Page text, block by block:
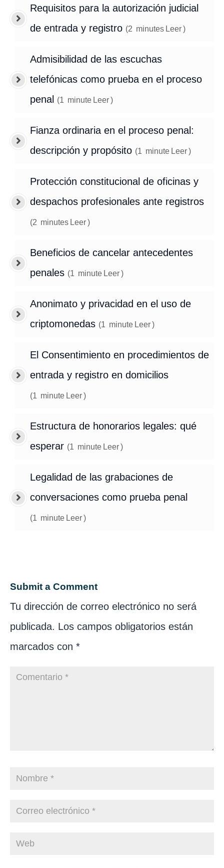
Requisitos para la autorización judicial
de entrada y registro (2 minutes Leer)
Admisibilidad de las escuchas
telefónicas como prueba en el proceso
penal
(1 minute Leer)
Fianza ordinaria en el proceso penal:
descripción y propósito (1 minute Leer)
Protección constitucional de oficinas y
despachos profesionales ante registros
(2 minutes Leer)
Beneficios de cancelar antecedentes
penales (1 minute Leer)
Anonimato y privacidad en el uso de
criptomonedas (1 minute Leer)
El Consentimiento en procedimientos de
entrada y registro en domicilios
(1 minute Leer)
Estructura de honorarios legales: qué
esperar (1 minute Leer)
Legalidad de las grabaciones de
conversaciones como prueba penal
(1 minute Leer)
Submit a Comment
Tu dirección de correo electrónico no será
publicada. Los campos obligatorios están
marcados con *